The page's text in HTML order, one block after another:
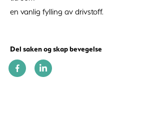
en vanlig fylling av drivstoff.
Del saken og skap bevegelse